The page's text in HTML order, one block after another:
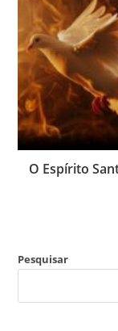
O Espírito
Pesquisar